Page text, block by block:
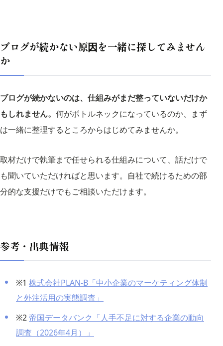
ブログが続かない原因を一緒に探してみません
か
ブログが続かないのは、仕組みがまだ整っていないだけか
もしれません。 何がボトルネックになっているのか、まず
は一緒に整理するところからはじめてみませんか。
取材だけで執筆まで任せられる仕組みについて、話だけで
も聞いていただければと思います。自社で続けるための部
分的な支援だけでもご相談いただけます。
参考・出典情報
※1 株式会社PLAN-B「中小企業のマーケティング体制
と外注活用の実態調査」
※2帝国データバンク「人手不足に対する企業の動向
調査（2026年4月）」